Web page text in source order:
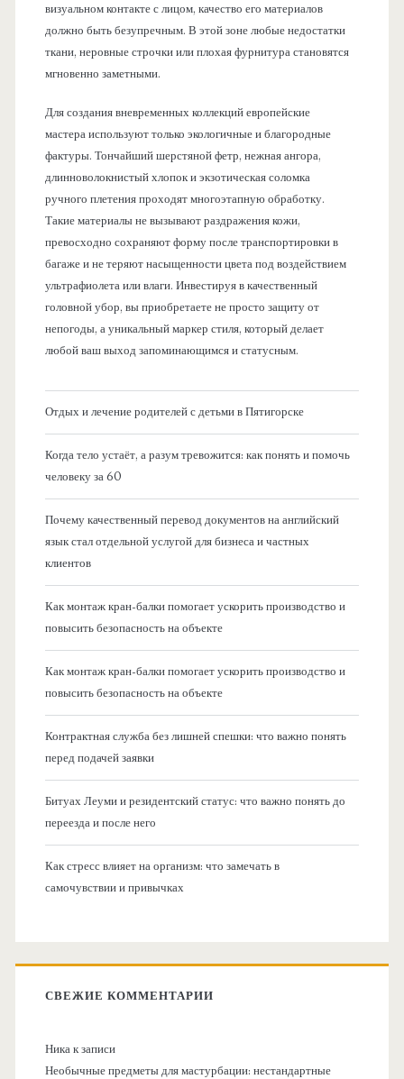
визуальном контакте с лицом, качество его материалов
должно быть безупречным. В этой зоне любые недостатки
ткани, неровные строчки или плохая фурнитура становятся
мгновенно заметными.
Для создания вневременных коллекций европейские
мастера используют только экологичные и благородные
фактуры. Тончайший шерстяной фетр, нежная ангора,
длинноволокнистый хлопок и экзотическая соломка
ручного плетения проходят многоэтапную обработку.
Такие материалы не вызывают раздражения кожи,
превосходно сохраняют форму после транспортировки в
багаже и не теряют насыщенности цвета под воздействием
ультрафиолета или влаги. Инвестируя в качественный
головной убор, вы приобретаете не просто защиту от
непогоды, а уникальный маркер стиля, который делает
любой ваш выход запоминающимся и статусным.
Отдых и лечение родителей с детьми в Пятигорске
Когда тело устаёт, а разум тревожится: как понять и помочь
человеку за 60
Почему качественный перевод документов на английский
язык стал отдельной услугой для бизнеса и частных
клиентов
Как монтаж кран-балки помогает ускорить производство и
повысить безопасность на объекте
Как монтаж кран-балки помогает ускорить производство и
повысить безопасность на объекте
Контрактная служба без лишней спешки: что важно понять
перед подачей заявки
Битуах Леуми и резидентский статус: что важно понять до
переезда и после него
Как стресс влияет на организм: что замечать в
самочувствии и привычках
СВЕЖИЕ КОММЕНТАРИИ
Никак записи
Необычные предметы для мастурбации: нестандартные